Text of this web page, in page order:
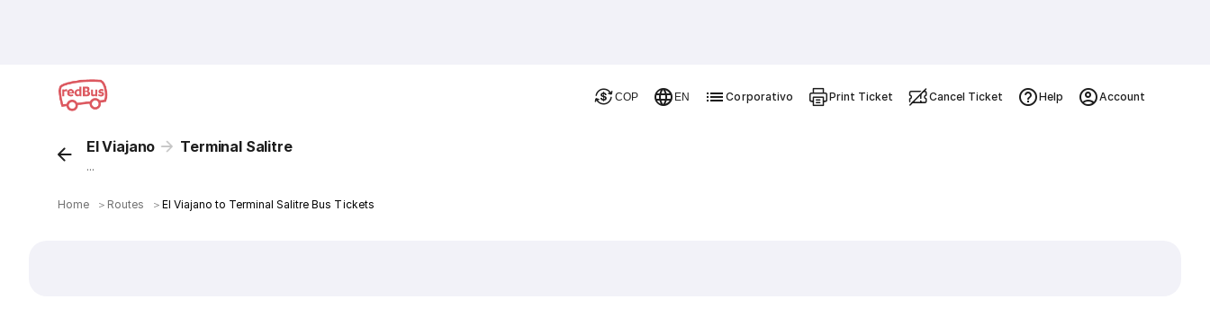
COP EN Corporativo Print Ticket Cancel Ticket Help Account
El Viajano Terminal Salitre
...
Home ＞ Routes ＞El Viajano to Terminal Salitre Bus Tickets